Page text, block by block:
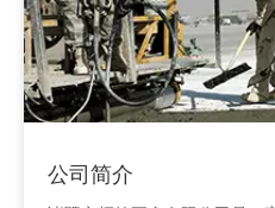
公司简介